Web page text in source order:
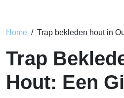
Home Trap bekleden hout in
Trap
Hout: Een